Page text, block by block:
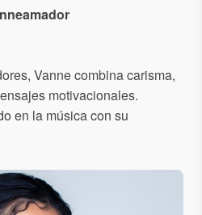
Vanne combina carisma,
motivacionales.
en la música con su